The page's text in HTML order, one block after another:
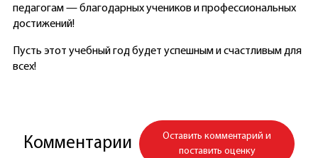
педагогам — благодарных учеников и профессиональных
достижений!
Пусть этот учебный год будет успешным и счастливым для
всех!
Комментарии
Оставить комментарий и
поставить оценку